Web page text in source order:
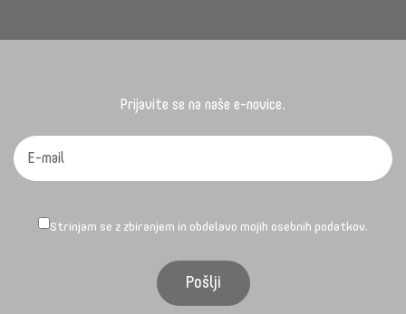
Prijavite se na naše e-novice.
Strinjam se z zbiranjem in obdelavo mojih osebnih podatkov.